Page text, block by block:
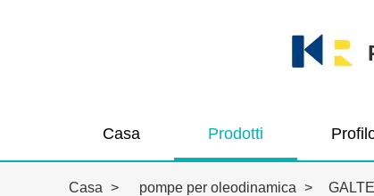
Casa Prodotti
Casa > pompe per oleodinamica >